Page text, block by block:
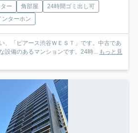
ー 角部屋
24時間ゴミ出し可
ンターホン
、「ピアース渋谷ＷＥＳＴ」です。中古であ
設備のあるマンションです。24時... もっと見